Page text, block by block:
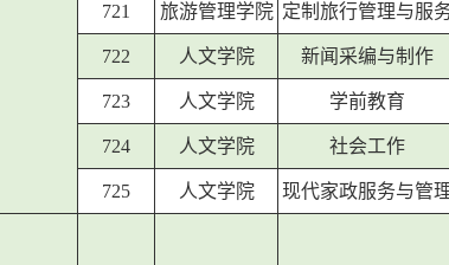
721 旅游管理学院 定制旅行管理与服
722 人文学院 新闻采编与制作
723 人文学院 学前教育
724 人文学院 社会工作
725 人文学院 现代家政服务与管